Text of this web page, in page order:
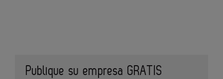
Publique su empresa GRATIS